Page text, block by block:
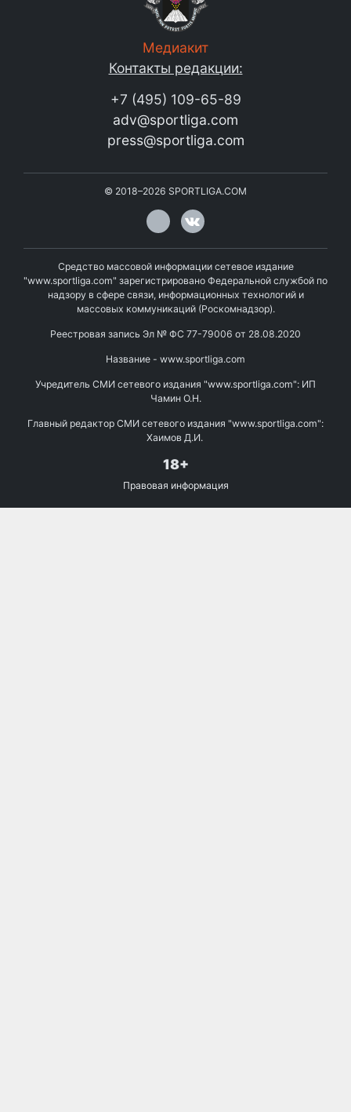
Медиакит
Контакты редакции:
+7 (495) 109-65-89
adv@sportliga.com
press@sportliga.com
© 2018–2026 SPORTLIGA.COM
Средство массовой информации сетевое издание
"www.sportliga.com" зарегистрировано Федеральной службой по
надзору в сфере связи, информационных технологий и
массовых коммуникаций (Роскомнадзор).
Реестровая запись Эл № ФС 77-79006 от 28.08.2020
Название - www.sportliga.com
Учредитель СМИ сетевого издания "www.sportliga.com": ИП
Чамин О.Н.
Главный редактор СМИ сетевого издания "www.sportliga.com":
Хаимов Д.И.
18+
Правовая информация